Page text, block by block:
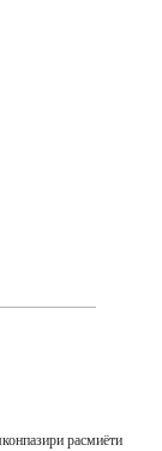
расмиёти